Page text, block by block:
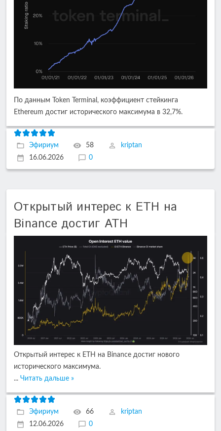
По данным Token Terminal, коэффициент стейкинга
Ethereum достиг исторического максимума в 32,7%.
Эфириум 58
kriptan
16.06.2026
0
Открытый интерес к ETH на
Binance достиг ATH
Открытый интерес к ETH на Binance достиг нового
исторического максимума.
... Читать дальше »
Эфириум 66
kriptan
12.06.2026
0